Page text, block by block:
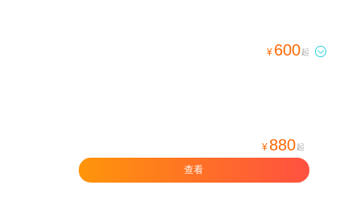
¥ 600起 
¥ 880 起
查看